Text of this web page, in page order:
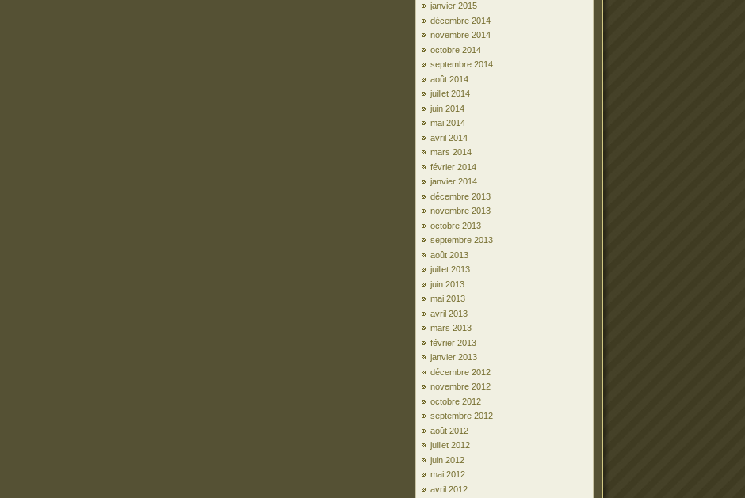
janvier 2015
décembre 2014
novembre 2014
octobre 2014
septembre 2014
août 2014
juillet 2014
juin 2014
mai 2014
avril 2014
mars 2014
février 2014
janvier 2014
décembre 2013
novembre 2013
octobre 2013
septembre 2013
août 2013
juillet 2013
juin 2013
mai 2013
avril 2013
mars 2013
février 2013
janvier 2013
décembre 2012
novembre 2012
octobre 2012
septembre 2012
août 2012
juillet 2012
juin 2012
mai 2012
avril 2012